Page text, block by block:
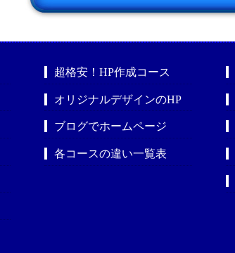
超格安！HP作成コース
オリジナルデザインのHP
ブログでホームページ
各コースの違い一覧表